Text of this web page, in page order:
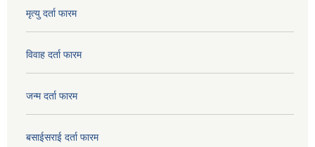
मृत्यु दर्ता फारम
विवाह दर्ता फारम
जन्म दर्ता फारम
बसाईसराई दर्ता फारम